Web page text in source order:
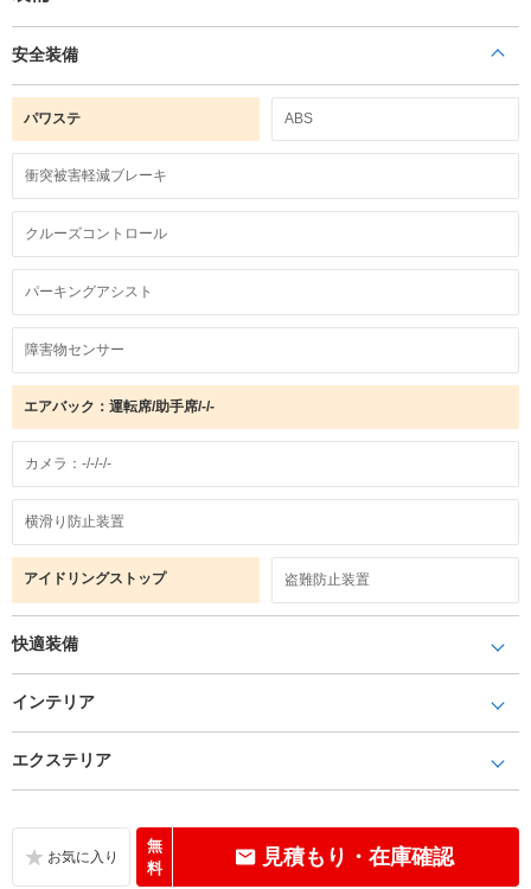
安全装備
パワステ ABS
衝突被害軽減ブレーキ
クルーズコントロール
パーキングアシスト
障害物センサー
エアバック：運転席/助手席/-/-
カメラ：-/-/-/-
横滑り防止装置
アイドリングストップ 盗難防止装置
快適装備
インテリア
エクステリア
無
料
見積もり・在庫確認